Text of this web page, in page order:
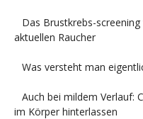
Das Brustkrebs-
aktuellen Raucher
Was versteht man
Auch bei mildem Verlauf:
im Körper hinterlassen